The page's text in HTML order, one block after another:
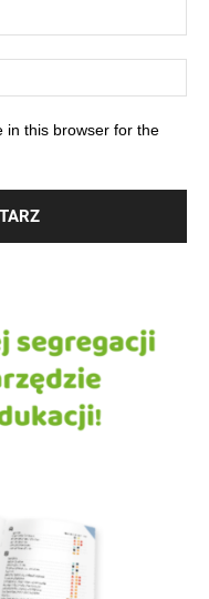
in this browser for the